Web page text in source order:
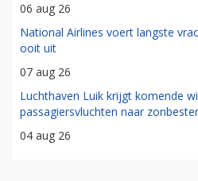
06 aug 26
National Airlines voert langste
ooit uit
07 aug 26
Luchthaven Luik krijgt komende
passagiersvluchten naar
04 aug 26